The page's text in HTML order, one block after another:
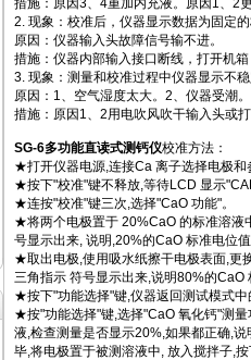
措施：原因3、4重加内充液。原因1、2
2. 现象：校准后，仪器显示数据为固定
原因：仪器输入头故障信号输不进。
措施：仪器内部输入接口断线，打开机
3. 现象：测量和校准过程中仪器显示不
原因：1、空气湿度太大。2、仪器受潮
措施：原因1、2用电吹风吹干输入头或
SG-6多功能直读式测钙仪校准方法：
★打开仪器电源,连接Ca 离子选择电极和
★按下"校准"键不释放,等待LCD 显示
★连按"校准"键三次,选择"CaO 功能"。
★将两个电极置于 20%CaO 的标准溶液
号显示出来, 说明,20%的CaO 标准电位
★取出电极,使用吸水纸擦干电极表面,更
三角指示 符号显示出来,说明80%的CaO
★按下"功能选择"键,仪器返回测试模式
★按"功能选择"键,选择"CaO 氧化钙"测
液,检查测量是否显示20%,如果都正确,
毕,将电极置于被测溶液中, 放入搅拌子,